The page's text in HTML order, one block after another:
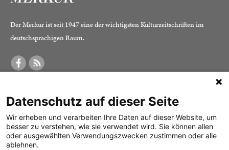
Der Merkur ist seit 1947 eine der wichtigsten Kulturzeitschriften im
deutschsprachigen Raum.
Was ist der Merkur?
Herausgeber /
Redaktion
Verlag
Alle Abos im Überblick
Print-Abo
Digital-Abo
Impressum
Datenschutz
Mediadaten
Datenschutz auf dieser Seite
Wir erheben und verarbeiten Ihre Daten auf dieser Website, um
besser zu verstehen, wie sie verwendet wird. Sie können allen
oder ausgewählten Verwendungszwecken zustimmen oder alle
ablehnen.